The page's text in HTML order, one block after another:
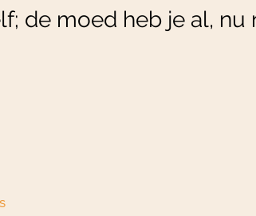
de moed heb je al,